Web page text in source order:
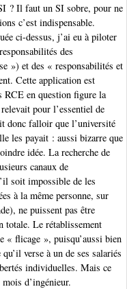
? Il faut un SI sobre, pour ne
c’est indispensable.
ci-dessus, j’ai eu à piloter
des
») et des « responsabilités et
Cette application est
RCE en question figure la
pour l’essentiel de
donc falloir que l’université
les payait : aussi bizarre que
idée. La recherche de
canaux de
soit impossible de les
à la même personne, sur
ne puissent pas être
totale. Le rétablissement
« flicage », puisqu’aussi bien
verse à un de ses salariés
individuelles. Mais ce
d’ingénieur.